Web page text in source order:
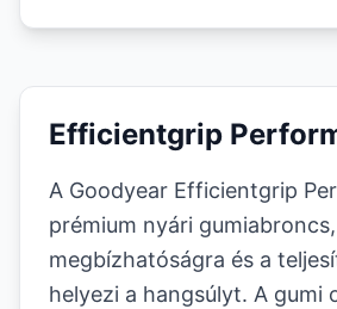
Efficientgrip
A Goodyear Efficientgrip
prémium nyári
megbízhatóságra és a
helyezi a hangsúlyt. A gumi